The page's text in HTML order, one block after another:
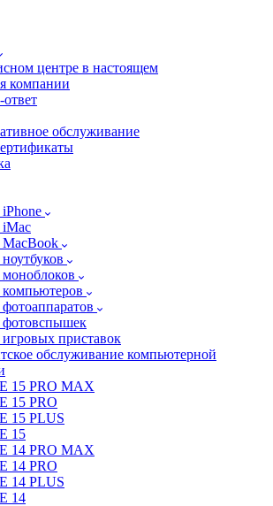
центре в настоящем
компании
обслуживание
iMac
фотовспышек
приставок
обслуживание компьютерной
15 PRO MAX
15 PRO
15 PLUS
15
14 PRO MAX
14 PRO
14 PLUS
14